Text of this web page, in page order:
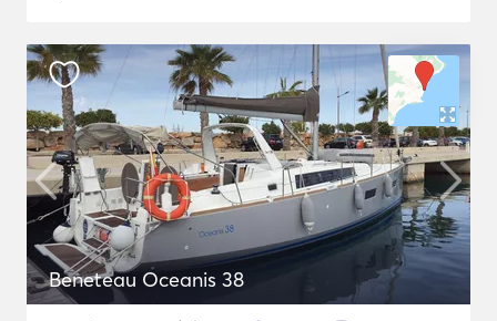
Beneteau Oceanis 38